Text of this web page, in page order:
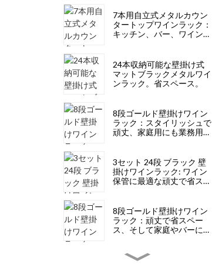
7本用自立式メタルカウン
タートップワインラック：
キッチン、バー、ワインセ
24本収納可能な壁掛け式
マットブラックメタルワイ
ンラック。省スペース。
8段ゴールド壁掛けワイン
ラック：スタイリッシュで
頑丈、家庭用にも業務用に
3セット 24段 ブラック 壁
掛けワインラック: ワイン
保管に最適な頑丈で省スペ
8段ゴールド壁掛けワイン
ラック：頑丈で省スペー
ス、そして家庭やバーに最
8段ブラック壁掛けワイン